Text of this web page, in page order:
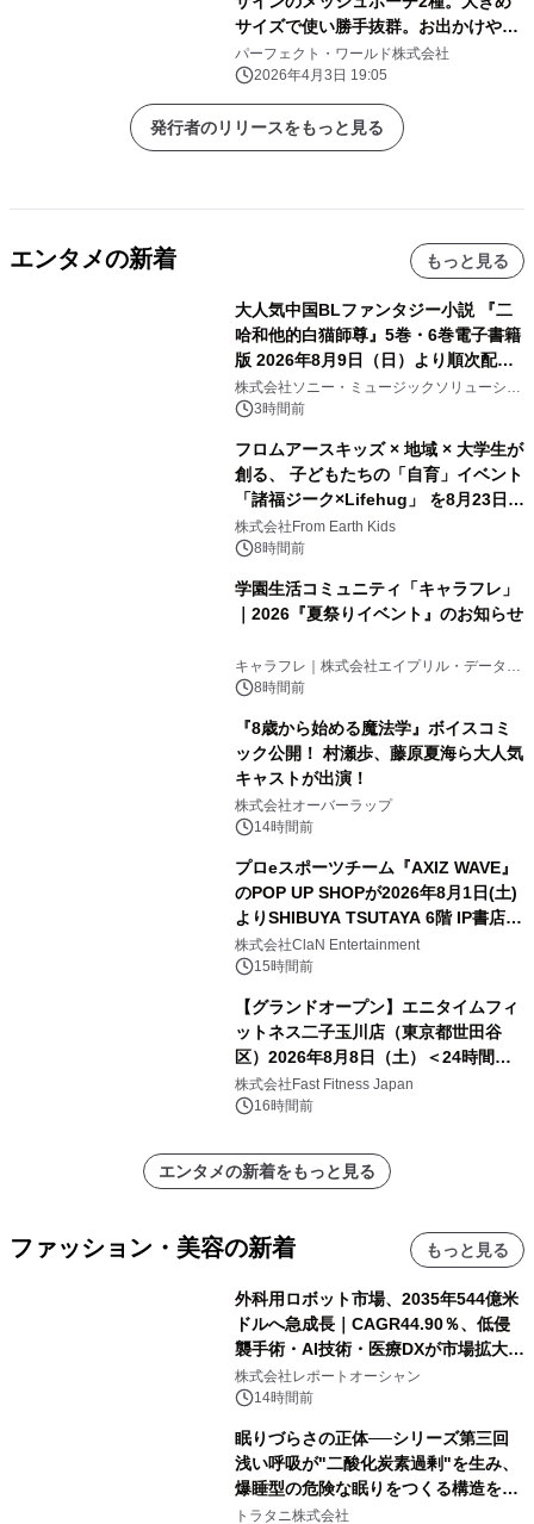
サイズで使い勝手抜群。お出かけや旅
行にぜひ！
パーフェクト・ワールド株式会社
2026年4月3日 19:05
発行者のリリースをもっと見る
エンタメの新着 もっと見る
大人気中国BLファンタジー小説 『二
哈和他的白猫師尊』5巻・6巻電子書籍
版 2026年8月9日（日）より順次配信
開始
株式会社ソニー・ミュージックソリューショ
ンズ3時間前
フロムアースキッズ × 地域 × 大学生が
創る、 子どもたちの「自育」イベント
「諸福ジーク×Lifehug」 を8月23日
(日)開催
株式会社From Earth Kids
8時間前
学園生活コミュニティ「キャラフレ」
｜2026『夏祭りイベント』のお知らせ
キャラフレ｜株式会社エイプリル・データ・
デザインズ
8時間前
『8歳から始める魔法学』ボイスコミ
ック公開！ 村瀬歩、藤原夏海ら大人気
キャストが出演！
株式会社オーバーラップ
14時間前
プロeスポーツチーム『AXIZ WAVE』
のPOP UP SHOPが2026年8月1日(土)
よりSHIBUYA TSUTAYA 6階 IP書店で
開催決定！！
株式会社ClaN Entertainment
15時間前
【グランドオープン】エニタイムフィ
ットネス二子玉川店（東京都世田谷
区）2026年8月8日（土）＜24時間年
中無休のフィットネスジム＞
株式会社Fast Fitness Japan
16時間前
エンタメの新着をもっと見る
ファッション・美容の新着 もっと見る
外科用ロボット市場、2035年544億米
ドルへ急成長｜CAGR44.90％、低侵
襲手術・AI技術・医療DXが市場拡大を
牽引
株式会社レポートオーシャン
14時間前
眠りづらさの正体──シリーズ第三回
浅い呼吸が"二酸化炭素過剰"を生み、
爆睡型の危険な眠りをつくる構造を解
説
トラタニ株式会社